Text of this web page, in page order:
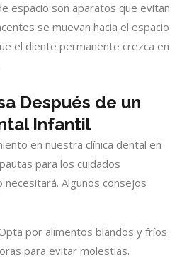
espacio son aparatos que evitan
se muevan hacia el espacio
el diente permanente crezca en
Después de un
Infantil
en nuestra clínica dental en
para los cuidados
Algunos consejos
por alimentos blandos y fríos
para evitar molestias.